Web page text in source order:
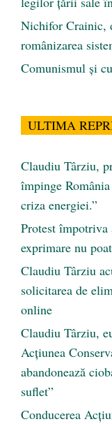
Nichifor Crainic,
românizarea
Comunismul şi
ULTIMA
Claudiu Târziu,
împinge
criza energiei.”
Protest
exprimare nu
Claudiu Târziu
solicitarea de
online
Claudiu Târziu,
Acțiunea
abandonează
suflet”
Conducerea